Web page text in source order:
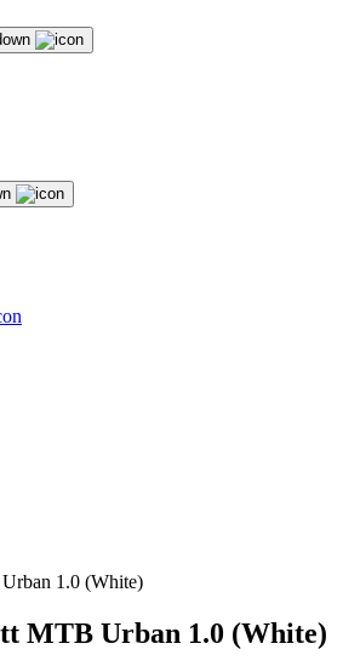
1.0 (White)
MTB Urban 1.0 (White)